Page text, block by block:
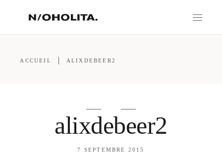
ACCUEIL ALIXDEBEER2
alixdebeer2
7 SEPTEMBRE 2015